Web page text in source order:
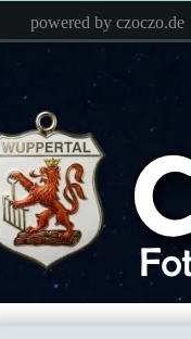
powered by czoczo.de